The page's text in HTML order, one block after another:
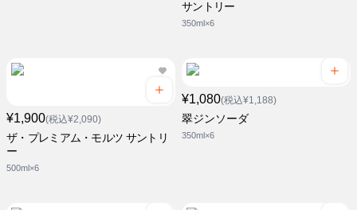
サントリー
350ml×6
¥1,900(税込¥2,090)
ザ・プレミアム・モルツ サントリ
ー
500ml×6
¥1,080(税込¥1,188)
翠ジンソーダ
350ml×6